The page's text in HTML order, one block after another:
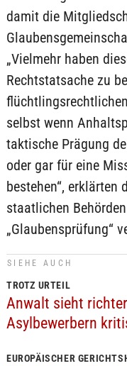
damit die
„Vielmehr haben
Rechtstatsache zu
selbst wenn
taktische Prägung
oder gar für eine
bestehen“, erklärten
staatlichen
„Glaubensprüfung“
SIEHE AUCH
TROTZ URTEIL
Anwalt sieht
Asylbewerbern
EUROPÄISCHER